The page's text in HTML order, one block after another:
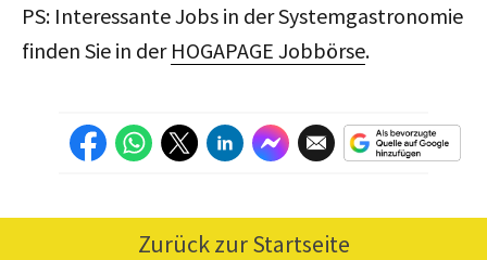
PS: Interessante Jobs in der Systemgastronomie
finden Sie in der HOGAPAGE Jobbörse.
Zurück zur Startseite